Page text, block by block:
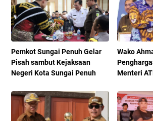
Pemkot Sungai Penuh Gelar
Pisah sambut Kejaksaan
Negeri Kota Sungai Penuh
Wako
Menteri